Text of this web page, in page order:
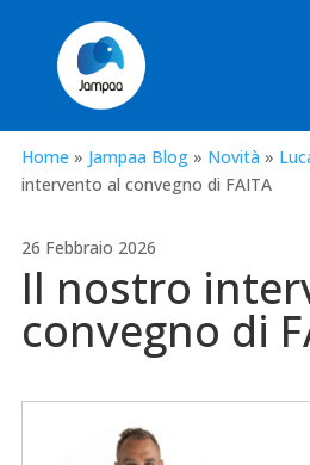
Home » Jampaa Blog» Novità »
intervento al convegno di FAITA
26 Febbraio 2026
Il nostro
convegno di